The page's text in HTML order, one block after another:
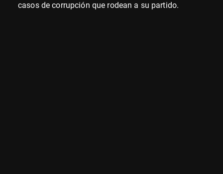
casos de corrupción que rodean a su partido.